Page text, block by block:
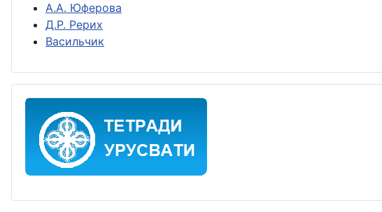
А.А. Юферова
Д.Р. Рерих
Васильчик